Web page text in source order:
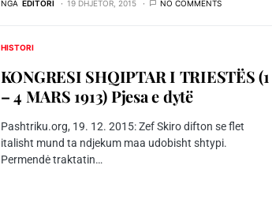
NGA EDITORI 19 DHJETOR, 2015 NO COMMENTS
HISTORI
KONGRESI SHQIPTAR I TRIESTËS (1
– 4 MARS 1913) Pjesa e dytë
Pashtriku.org, 19. 12. 2015: Zef Skiro difton se flet
italisht mund ta ndjekum maa udobisht shtypi.
Permendė traktatin…